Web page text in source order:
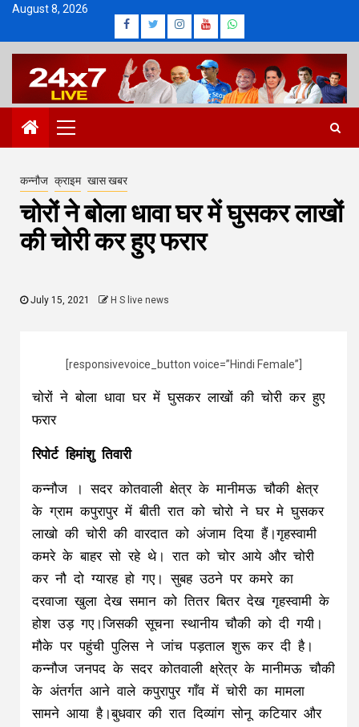
Skip
content
August 8, 2026
Facebook
Twitter
Instagram
Youtube
Whatsapp
Primary
Menu
कन्नौज क्राइम खास खबर
चोरों ने बोला धावा घर में घुसकर लाखों
की चोरी कर हुए फरार
July 15, 2021 H S live news
[responsivevoice_button voice=”Hindi Female”]
चोरों ने बोला धावा घर में घुसकर लाखों की चोरी कर हुए
फरार
रिपोर्ट हिमांशु तिवारी
कन्नौज । सदर कोतवाली क्षेत्र के मानीमऊ चौकी क्षेत्र
के ग्राम कपुरापुर में बीती रात को चोरो ने घर मे घुसकर
लाखो की चोरी की वारदात को अंजाम दिया हैं।गृहस्वामी
कमरे के बाहर सो रहे थे। रात को चोर आये और चोरी
कर नौ दो ग्यारह हो गए। सुबह उठने पर कमरे का
दरवाजा खुला देख समान को तितर बितर देख गृहस्वामी के
होश उड़ गए।जिसकी सूचना स्थानीय चौकी को दी गयी।
मौके पर पहुंची पुलिस ने जांच पड़ताल शुरू कर दी है।
कन्नौज जनपद के सदर कोतवाली क्ष्रेत्र के मानीमऊ चौकी
के अंतर्गत आने वाले कपुरापुर गाँव में चोरी का मामला
सामने आया है।बुधवार की रात दिव्यांग सोनू कटियार और